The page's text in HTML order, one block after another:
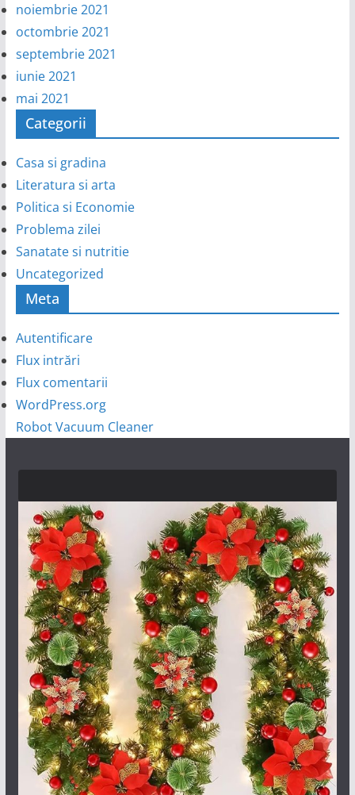
noiembrie 2021
octombrie 2021
septembrie 2021
iunie 2021
mai 2021
Categorii
Casa si gradina
Literatura si arta
Politica si Economie
Problema zilei
Sanatate si nutritie
Uncategorized
Meta
Autentificare
Flux intrări
Flux comentarii
WordPress.org
Robot Vacuum Cleaner